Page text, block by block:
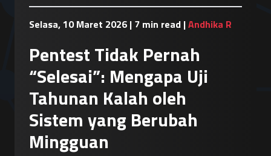
Selasa, 10 Maret 2026 | 7 min read |Andhika R
Pentest Tidak Pernah
“Selesai”: Mengapa Uji
Tahunan Kalah oleh
Sistem yang Berubah
Mingguan